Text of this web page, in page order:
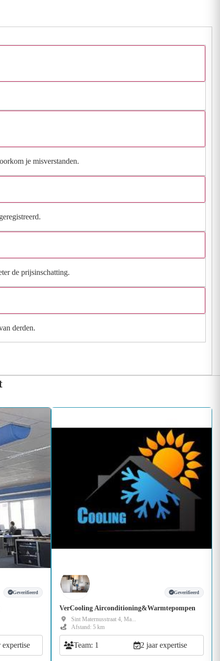
je misverstanden.
de prijsinschatting.
derden.
Geverifieerd
expertise
Geverifieerd
VerCooling Airconditioning&Warmtepompen
Sint Maternusstraat 4, Ma...
Afstand: 5 km
Team: 1 2 jaar expertise